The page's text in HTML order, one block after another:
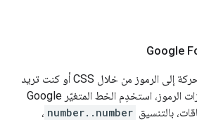
إذا كنت تضيف تأثيرات متحركة إلى الرموز من خلال CSS أو كنت تريد
التحكّم بشكل أفضل في ميزات الرموز، استخدِم الخط المتغيّر Google
number..number ،